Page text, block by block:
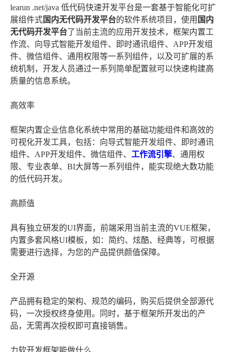
learun .net/java 低代码快速开发平台是一套基于智能化可扩
展组件式国内无代码开发平台的软件系统项目，使用 国内
无代码开发平台了当前主流的应用开发技术，框架内置工
作流、向导式智能开发组件、即时通讯组件、APP开发组
件、微信组件、通用权限等一系列组件，以及可扩展的系
统机制，开发人员通过一系列简单配置就可以快速构建高
质量的信息系统。
高效率
框架内置企业信息化系统中常用的基础功能组件和高效的
可视化开发工具，包括：向导式智能开发组件、即时通讯
组件、APP开发组件、微信组件、 工作流引擎、通用权
限、专业表单、BI大屏等一系列组件，能实现绝大数功能
的低代码开发。
高颜值
具有独立研发的UI界面，前端采用当前主流的VUE框架，
内置多套风格UI模板，如：简约、炫酷、经典等，可根据
需要进行选择，为您的产品提供颜值保障。
全开源
产品拥有稳定的架构、规范的编码，购买后提供全部源代
码，一次授权终身使用。同时，基于框架所开发出的产
品，无需再次授权即可直接销售。